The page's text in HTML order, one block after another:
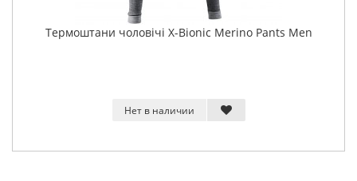
Термоштани чоловічі X-Bionic Merino Pants Men
Нет в наличии